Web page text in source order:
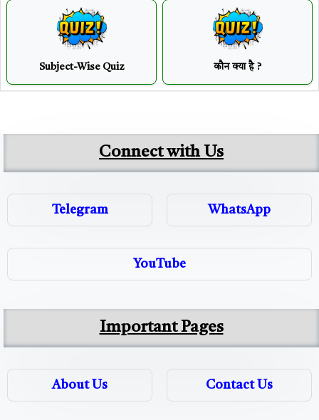
Subject-Wise Quiz कौन क्या है ?
Connect with Us
Telegram WhatsApp
YouTube
Important Pages
About Us Contact Us